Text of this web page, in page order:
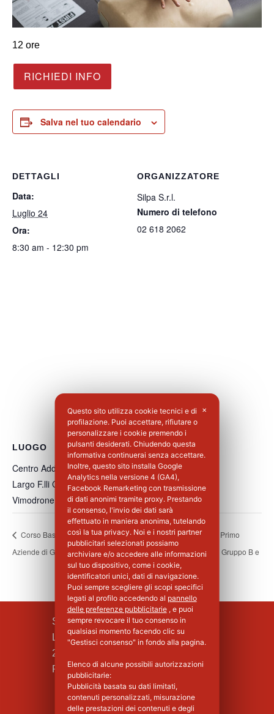
12 ore
RICHIEDI INFO
Salva nel tuo calendario
DETTAGLI
Data:
Luglio 24
Ora:
8:30 am - 12:30 pm
ORGANIZZATORE
Silpa S.r.l.
Numero di telefono
02 618 2062
LUOGO
Centro Addestramento Vimodrone
Largo F.lli Cervi, 8
Vimodrone
MI 20900 Italia + Google Maps
Corso Base Primo Soccorso per
Aziende di Gruppo B e C – 1°Giorno
Corso Aggiornamento Primo
Soccorso per Aziende di Gruppo B e
C
SILPA S.R.L.
Largo F.lli Cervi, 8
20090 Vimodrone (MI)
Piva : 02339750966 - MI 1427008
✕
Questo sito utilizza cookie tecnici e di
profilazione. Puoi accettare, rifiutare o
personalizzare i cookie premendo i
pulsanti desiderati. Chiudendo questa
informativa continuerai senza accettare.
Inoltre, questo sito installa Google
Analytics nella versione 4 (GA4),
Facebook Remarketing con trasmissione
di dati anonimi tramite proxy. Prestando
il consenso, l'invio dei dati sarà
effettuato in maniera anonima, tutelando
così la tua privacy. Noi e i nostri partner
pubblicitari selezionati possiamo
archiviare e/o accedere alle informazioni
sul tuo dispositivo, come i cookie,
identificatori unici, dati di navigazione.
Puoi sempre scegliere gli scopi specifici
legati al profilo accedendo al pannello
delle preferenze pubblicitarie, e puoi
sempre revocare il tuo consenso in
qualsiasi momento facendo clic su
"Gestisci consenso" in fondo alla pagina.
Elenco di alcune possibili autorizzazioni
pubblicitarie:
Pubblicità basata su dati limitati,
contenuti personalizzati, misurazione
delle prestazioni dei contenuti e degli